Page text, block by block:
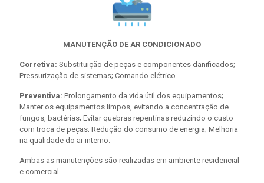
MANUTENÇÃO DE AR CONDICIONADO
Corretiva: Substituição de peças e componentes danificados;
Pressurização de sistemas; Comando elétrico.
Preventiva: Prolongamento da vida útil dos equipamentos;
Manter os equipamentos limpos, evitando a concentração de
fungos, bactérias; Evitar quebras repentinas reduzindo o custo
com troca de peças; Redução do consumo de energia; Melhoria
na qualidade do ar interno.
Ambas as manutenções são realizadas em ambiente residencial
e comercial.